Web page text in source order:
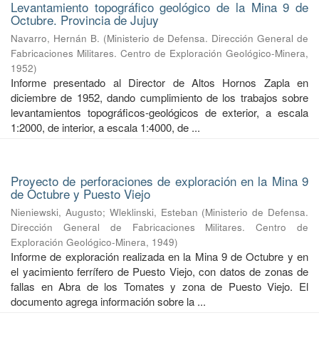
Levantamiento topográfico geológico de la Mina 9 de
Octubre. Provincia de Jujuy
Navarro, Hernán B. (Ministerio de Defensa. Dirección General de
Fabricaciones Militares. Centro de Exploración Geológico-Minera,
1952)
Informe presentado al Director de Altos Hornos Zapla en
diciembre de 1952, dando cumplimiento de los trabajos sobre
levantamientos topográficos-geológicos de exterior, a escala
1:2000, de interior, a escala 1:4000, de ...
Proyecto de perforaciones de exploración en la Mina 9
de Octubre y Puesto Viejo
Nieniewski, Augusto; Wleklinski, Esteban (Ministerio de Defensa.
Dirección General de Fabricaciones Militares. Centro de
Exploración Geológico-Minera, 1949)
Informe de exploración realizada en la Mina 9 de Octubre y en
el yacimiento ferrífero de Puesto Viejo, con datos de zonas de
fallas en Abra de los Tomates y zona de Puesto Viejo. El
documento agrega información sobre la ...